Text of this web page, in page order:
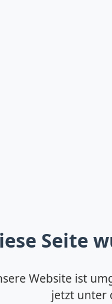
Seite
Website ist
jetzt unter